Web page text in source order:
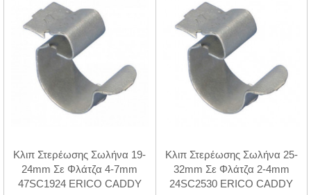
Κλιπ Στερέωσης Σωλήνα 19-
24mm Σε Φλάτζα 4-7mm
47SC1924 ERICO CADDY
Κλιπ Στερέωσης Σωλήνα 25-
32mm Σε Φλάτζα 2-4mm
24SC2530 ERICO CADDY